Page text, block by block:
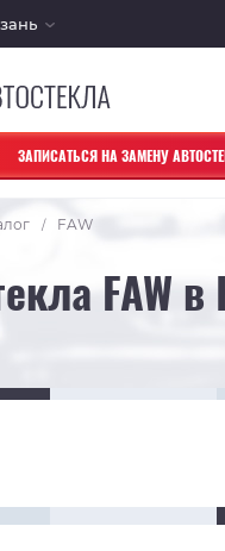
ЗАПИСАТЬСЯ НА ЗАМЕНУ
/ FAW
FAW